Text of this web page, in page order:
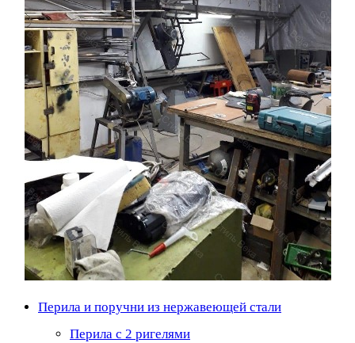
Перила и поручни из нержавеющей стали
Перила с 2 ригелями